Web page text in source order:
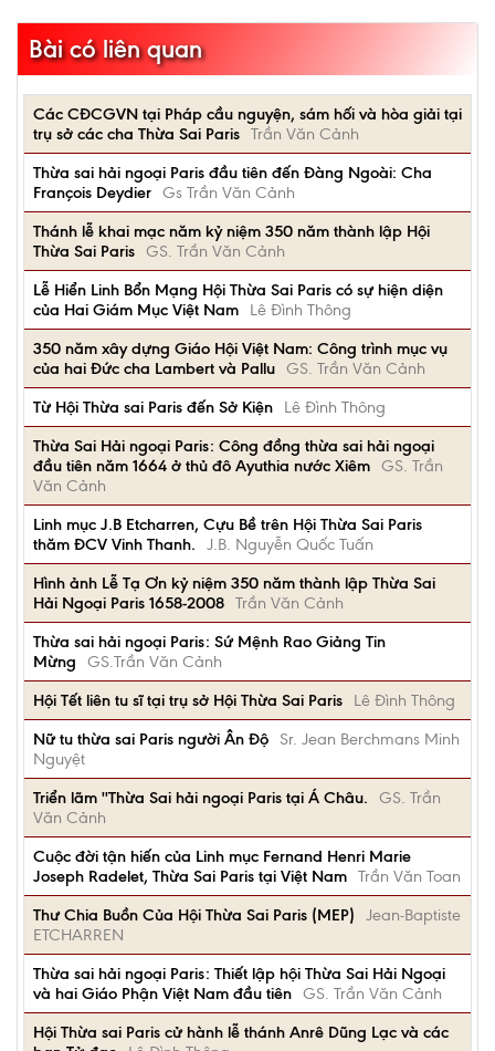
Bài có liên quan
Các CĐCGVN tại Pháp cầu nguyện, sám hối và hòa giải tại
trụ sở các cha Thừa Sai Paris Trần Văn Cảnh
Thừa sai hải ngoại Paris đầu tiên đến Ðàng Ngoài: Cha
François Deydier Gs Trần Văn Cảnh
Thánh lễ khai mạc năm kỷ niệm 350 năm thành lập Hội
Thừa Sai Paris GS. Trần Văn Cảnh
Lễ Hiển Linh Bổn Mạng Hội Thừa Sai Paris có sự hiện diện
của Hai Giám Mục Việt Nam
Lê Đình Thông
350 năm xây dựng Giáo Hội Việt Nam: Công trình mục vụ
của hai Ðức cha Lambert và Pallu GS. Trần Văn Cảnh
Từ Hội Thừa sai Paris đến Sở Kiện
Lê Đình Thông
Thừa Sai Hải ngoại Paris: Công đồng thừa sai hải ngoại
đầu tiên năm 1664 ở thủ đô Ayuthia nước Xiêm GS. Trần
Văn Cảnh
Linh mục J.B Etcharren, Cựu Bề trên Hội Thừa Sai Paris
thăm ĐCV Vinh Thanh.
J.B. Nguyễn Quốc Tuấn
Hình ảnh Lễ Tạ Ơn kỷ niệm 350 năm thành lập Thừa Sai
Hải Ngoại Paris 1658-2008 Trần Văn Cảnh
Thừa sai hải ngoại Paris: Sứ Mệnh Rao Giảng Tin
Mừng
GS.Trần Văn Cảnh
Hội Tết liên tu sĩ tại trụ sở Hội Thừa Sai Paris
Lê Đình Thông
Nữ tu thừa sai Paris người Ân Độ
Sr. Jean Berchmans Minh
Nguyệt
Triển lãm ''Thừa Sai hải ngoại Paris tại Á Châu.
GS. Trần
Văn Cảnh
Cuộc đời tận hiến của Linh mục Fernand Henri Marie
Joseph Radelet, Thừa Sai Paris tại Việt Nam Trần Văn Toan
Thư Chia Buồn Của Hội Thừa Sai Paris (MEP)
Jean-Baptiste
ETCHARREN
Thừa sai hải ngoại Paris: Thiết lập hội Thừa Sai Hải Ngoại
và hai Giáo Phận Việt Nam đầu tiên GS. Trần Văn Cảnh
Hội Thừa sai Paris cử hành lễ thánh Anrê Dũng Lạc và các